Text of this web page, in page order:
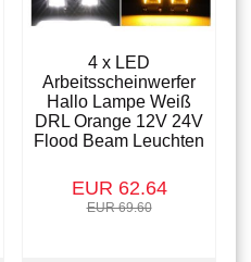
4 x LED
Arbeitsscheinwerfer
Hallo Lampe Weiß
DRL Orange 12V 24V
Flood Beam Leuchten
EUR 62.64
EUR 69.60